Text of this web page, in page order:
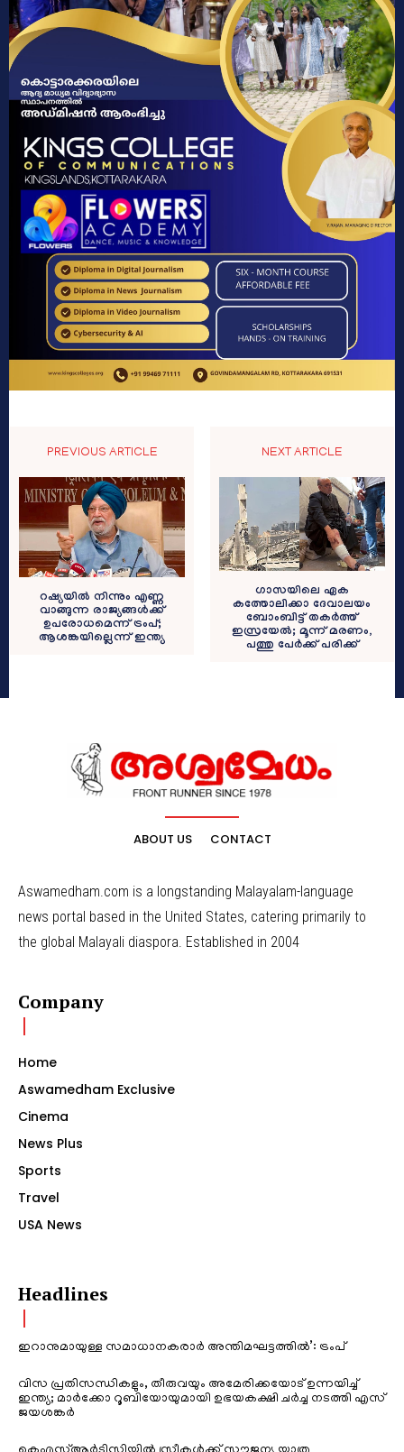
PREVIOUS ARTICLE
റഷ്യയിൽ നിന്നും എണ്ണ
വാങ്ങുന്ന രാജ്യങ്ങൾക്ക്
ഉപരോധമെന്ന് ട്രംപ്;
ആശങ്കയില്ലെന്ന് ഇന്ത്യ
NEXT ARTICLE
ഗാസയിലെ ഏക
കത്തോലിക്കാ ദേവാലയം
ബോംബിട്ട് തകര്‍ത്ത്
ഇസ്രയേല്‍; മൂന്ന് മരണം,
പത്തു പേര്‍ക്ക് പരിക്ക്
ABOUT US CONTACT
Aswamedham.com is a longstanding Malayalam-language
news portal based in the United States, catering primarily to
the global Malayali diaspora. Established in 2004
Company
Home
Aswamedham Exclusive
Cinema
News Plus
Sports
Travel
USA News
Headlines
ഇറാനുമായുള്ള സമാധാനകരാർ അന്തിമഘട്ടത്തിൽ‌’: ട്രംപ്
വിസ പ്രതിസന്ധികളും, തീരുവയും അമേരിക്കയോട് ഉന്നയിച്ച്
ഇന്ത്യ; മാർക്കോ റൂബിയോയുമായി ഉഭയകക്ഷി ചർച്ച നടത്തി എസ്
ജയശങ്കർ